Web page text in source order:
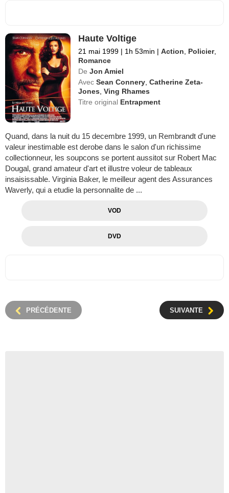
Haute Voltige
21 mai 1999 | 1h 53min | Action Policier,
Romance
De Jon Amiel
Avec Sean Connery ,Catherine Zeta-
Jones ,Ving Rhames
Titre original Entrapment
Quand, dans la nuit du 15 decembre 1999, un Rembrandt d'une
valeur inestimable est derobe dans le salon d'un richissime
collectionneur, les soupcons se portent aussitot sur Robert Mac
Dougal, grand amateur d'art et illustre voleur de tableaux
insaisissable. Virginia Baker, le meilleur agent des Assurances
Waverly, qui a etudie la personnalite de ...
VOD
DVD
PRÉCÉDENTE SUIVANTE